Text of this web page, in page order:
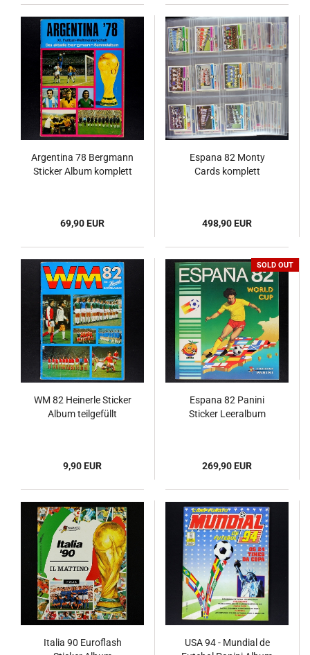
Argentina 78 Bergmann
Sticker Album komplett
69,90 EUR
Espana 82 Monty
Cards komplett
498,90 EUR
WM 82 Heinerle Sticker
Album teilgefüllt
9,90 EUR
SOLD OUT
Espana 82 Panini
Sticker Leeralbum
269,90 EUR
Italia 90 Euroflash
USA 94 - Mundial de